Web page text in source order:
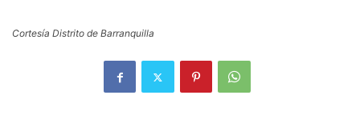
Cortesía Distrito de Barranquilla